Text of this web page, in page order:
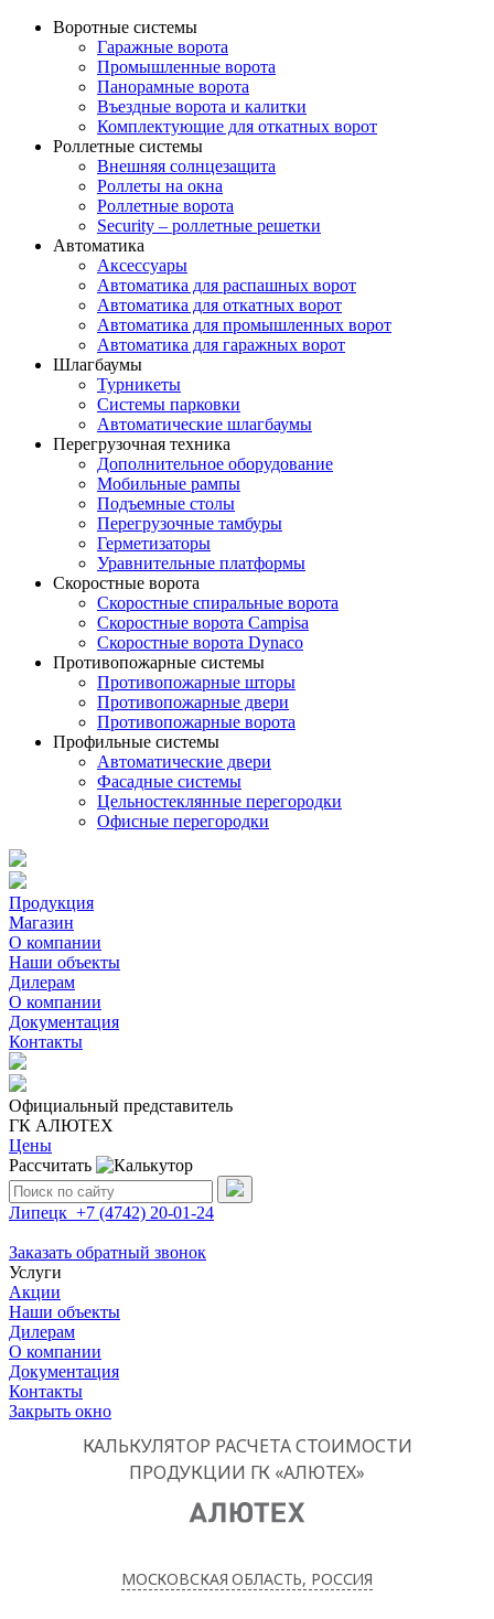
Воротные системы
Гаражные ворота
Промышленные ворота
Панорамные ворота
Въездные ворота и калитки
Комплектующие для откатных ворот
Роллетные системы
Внешняя солнцезащита
Роллеты на окна
Роллетные ворота
Security – роллетные решетки
Автоматика
Аксессуары
Автоматика для распашных ворот
Автоматика для откатных ворот
Автоматика для промышленных ворот
Автоматика для гаражных ворот
Шлагбаумы
Турникеты
Системы парковки
Автоматические шлагбаумы
Перегрузочная техника
Дополнительное оборудование
Мобильные рампы
Подъемные столы
Перегрузочные тамбуры
Герметизаторы
Уравнительные платформы
Скоростные ворота
Скоростные спиральные ворота
Скоростные ворота Campisa
Скоростные ворота Dynaco
Противопожарные системы
Противопожарные шторы
Противопожарные двери
Противопожарные ворота
Профильные системы
Автоматические двери
Фасадные системы
Цельностеклянные перегородки
Офисные перегородки
Продукция
Магазин
О компании
Наши объекты
Дилерам
О компании
Документация
Контакты
Официальный представитель
ГК АЛЮТЕХ
Цены
Рассчитать
Поиск:
Липецк +7 (4742) 20-01-24
Заказать обратный звонок
Услуги
Акции
Наши объекты
Дилерам
О компании
Документация
Контакты
Закрыть окно